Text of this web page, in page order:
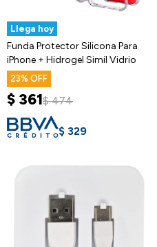
Llega hoy
Funda Protector Silicona Para
iPhone + Hidrogel Simil Vidrio
23
$ 361$ 474
$ 329